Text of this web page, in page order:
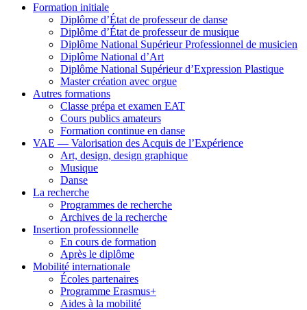
Formation initiale
Diplôme d’État de professeur de danse
Diplôme d’État de professeur de musique
Diplôme National Supérieur Professionnel de musicien
Diplôme National d’Art
Diplôme National Supérieur d’Expression Plastique
Master création avec orgue
Autres formations
Classe prépa et examen EAT
Cours publics amateurs
Formation continue en danse
VAE — Valorisation des Acquis de l’Expérience
Art, design, design graphique
Musique
Danse
La recherche
Programmes de recherche
Archives de la recherche
Insertion professionnelle
En cours de formation
Après le diplôme
Mobilité internationale
Écoles partenaires
Programme Erasmus+
Aides à la mobilité